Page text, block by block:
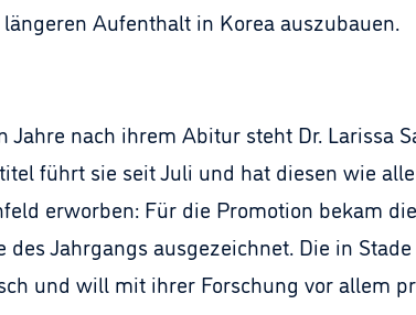
Aufenthalt in Korea auszubauen.
Jahre nach ihrem Abitur steht Dr. Larissa
führt sie seit Juli und hat diesen wie
erworben: Für die Promotion bekam
Jahrgangs ausgezeichnet. Die in
und will mit ihrer Forschung vor allem